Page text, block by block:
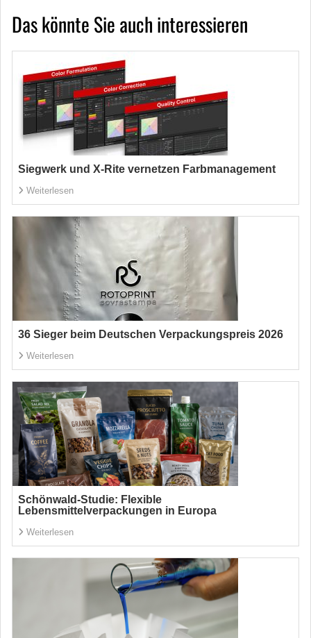
Das könnte Sie auch interessieren
Siegwerk und X-Rite vernetzen Farbmanagement
Weiterlesen
36 Sieger beim Deutschen Verpackungspreis 2026
Weiterlesen
Schönwald-Studie: Flexible
Lebensmittelverpackungen in Europa
Weiterlesen